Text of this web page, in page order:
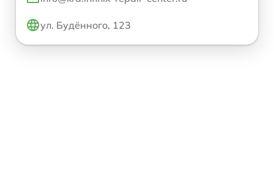
ул. Будённого, 123